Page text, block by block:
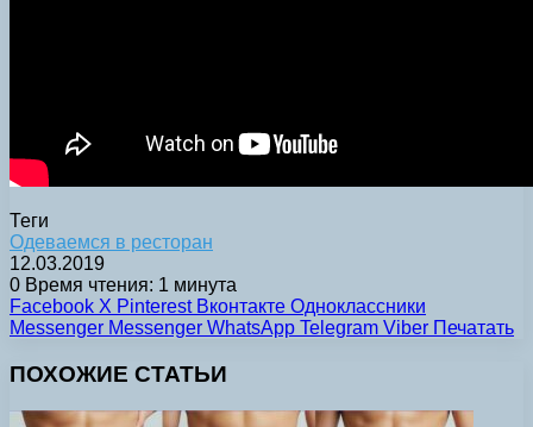
Теги
Одеваемся в ресторан
12.03.2019
0 Время чтения: 1 минута
Facebook X Pinterest Вконтакте Одноклассники
Messenger Messenger WhatsApp Telegram Viber Печатать
ПОХОЖИЕ СТАТЬИ